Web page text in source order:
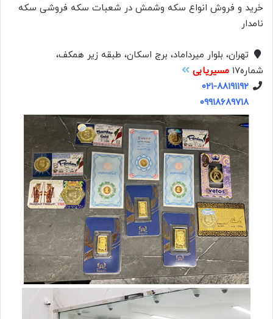
خرید و فروش انواع سکه وشمش در شعبات سکه فروشی سکه
نامدار
تهران، بلوار میرداماد، برج اسکان، طبقه زیر همکف،
شماره۱۷
مسیریابی
۰۲۱-۸۸۱۹۱۱۹۲
۰۹۹۱۸۶۸۹۷۱۸